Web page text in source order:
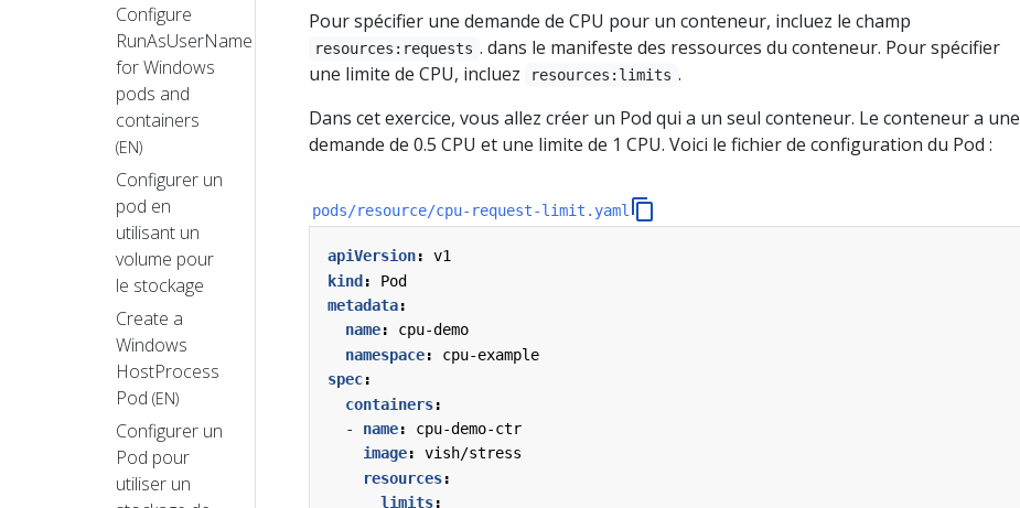
Configure
RunAsUserName
for Windows
pods and
containers
(EN)
Configurer un
pod en
utilisant un
volume pour
le stockage
Create a
Windows
HostProcess
Pod (EN)
Configurer un
Pod pour
utiliser un
Pour spécifier une demande de CPU pour un conteneur, incluez le champ
resources:requests . dans le manifeste des ressources du conteneur. Pour spécifier
une limite de CPU, incluez
resources:limits .
Dans cet exercice, vous allez créer un Pod qui a un seul conteneur. Le conteneur a une
demande de 0.5 CPU et une limite de 1 CPU. Voici le fichier de configuration du Pod :
pods/resource/cpu-request-limit.yaml
apiVersion:
v1
kind:
Pod
metadata:
name:
cpu-demo
namespace:
cpu-example
spec:
containers:
- name:
cpu-demo-ctr
image:
vish/stress
resources:
limits: